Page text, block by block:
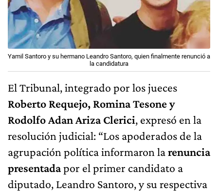
Yamil Santoro y su hermano Leandro Santoro, quien finalmente renunció a
la candidatura
El Tribunal, integrado por los jueces
Roberto Requejo, Romina Tesone y
Rodolfo Adan Ariza Clerici, expresó en la
resolución judicial: “Los apoderados de la
agrupación política informaron larenuncia
presentadapor el primer candidato a
diputado, Leandro Santoro, y su respectiva